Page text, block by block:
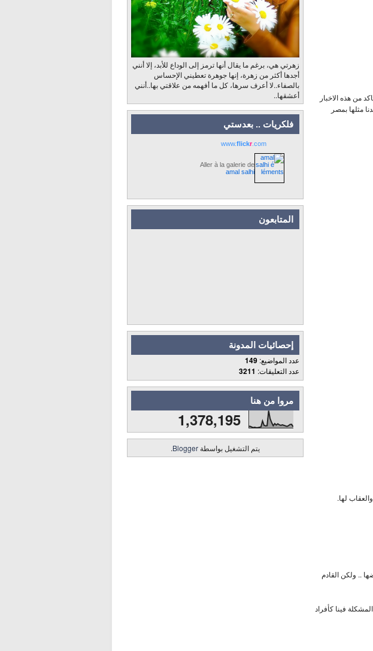
من هذه الاخبار
مثلها بمصر
لها.
.. ولكن القادم
فينا كأفراد
زهرتي هي، برغم ما يقال أنها ترمز إلى الوداع للأبد، إلا أنني
أجدها أكثر من زهرة، إنها جوهرة تعطيني الإحساس
بالصفاء..لا أعرف سرها، كل ما أفهمه من علاقتي بها..أنني
أعشقها..
فلكريات .. بعدستي
www.flickr .com
Aller à la galerie de
amal salhi
المتابعون
إحصائيات المدونة
عدد المواضيع: 149
عدد التعليقات: 3211
مروا من هنا
1,378,195
يتم التشغيل بواسطة Blogger
.